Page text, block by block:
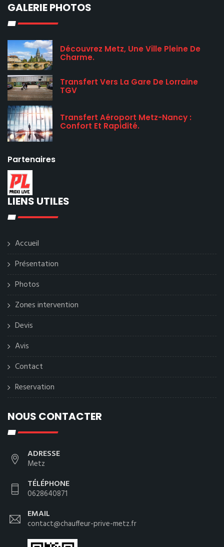
GALERIE PHOTOS
Découvrez Metz, Une Ville Pleine De
Charme.
Transfert Vers La Gare De Lorraine
TGV
Transfert Aéroport Metz-Nancy :
Confort Et Rapidité.
Partenaires
LIENS UTILES
Accueil
Présentation
Photos
Zones intervention
Devis
Avis
Contact
Reservation
NOUS CONTACTER
ADRESSE
Metz
TÉLÉPHONE
0628640871
EMAIL
contact@chauffeur-prive-metz.fr